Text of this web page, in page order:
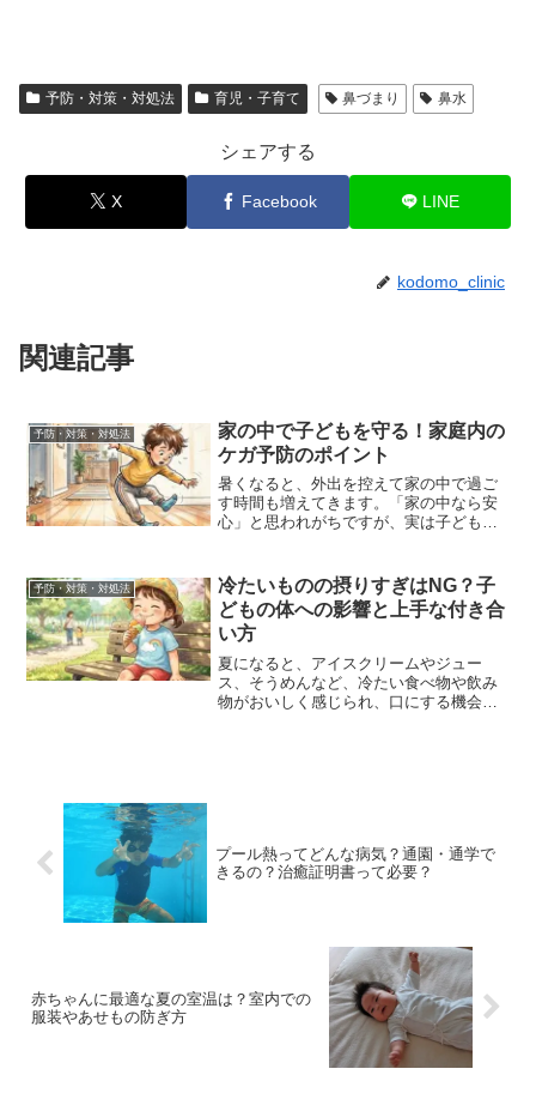
予防・対策・対処法 育児・子育て 鼻づまり 鼻水
シェアする
X Facebook LINE
kodomo_clinic
関連記事
予防・対策・対処法
家の中で子どもを守る！家庭内の
ケガ予防のポイント
暑くなると、外出を控えて家の中で過ご
す時間も増えてきます。「家の中なら安
心」と思われがちですが、実は子どもの
策で、大きな事故を防ぐことができま
す。そこで今回は、ご家庭で...
予防・対策・対処法
冷たいものの摂りすぎはNG？子
どもの体への影響と上手な付き合
い方
夏になると、アイスクリームやジュー
ス、そうめんなど、冷たい食べ物や飲み
物がおいしく感じられ、口にする機会も
プール熱ってどんな病気？通園・通学で
きるの？治癒証明書って必要？
赤ちゃんに最適な夏の室温は？室内での
服装やあせもの防ぎ方